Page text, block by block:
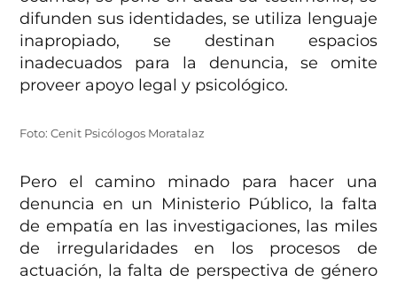
difunden sus identidades, se utiliza lenguaje
inapropiado, se destinan espacios
inadecuados para la denuncia, se omite
proveer apoyo legal y psicológico.
Foto: Cenit Psicólogos Moratalaz
Pero el camino minado para hacer una
denuncia en un Ministerio Público, la falta
de empatía en las investigaciones, las miles
de irregularidades en los procesos de
actuación, la falta de perspectiva de género